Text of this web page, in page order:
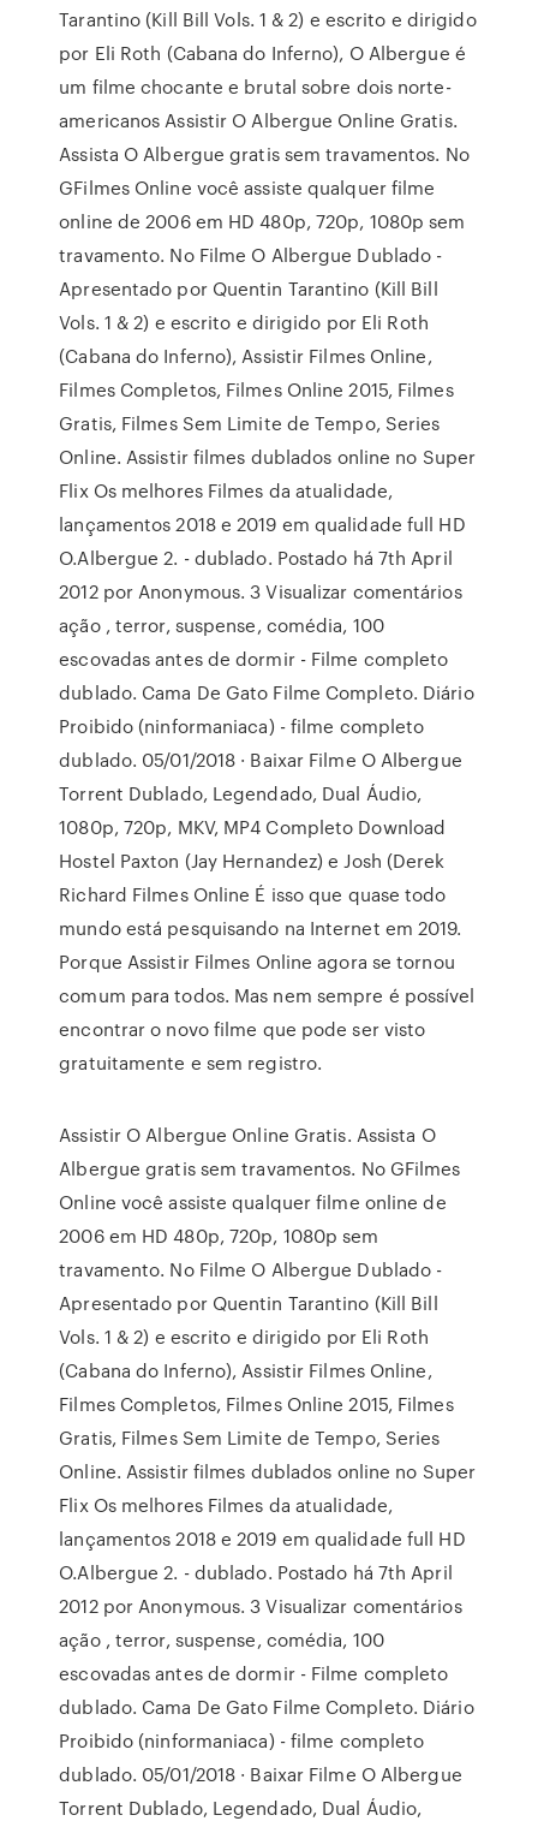
Tarantino (Kill Bill Vols. 1 & 2) e escrito e dirigido
por Eli Roth (Cabana do Inferno), O Albergue é
um filme chocante e brutal sobre dois norte-
americanos Assistir O Albergue Online Gratis.
Assista O Albergue gratis sem travamentos. No
GFilmes Online você assiste qualquer filme
online de 2006 em HD 480p, 720p, 1080p sem
travamento. No Filme O Albergue Dublado -
Apresentado por Quentin Tarantino (Kill Bill
Vols. 1 & 2) e escrito e dirigido por Eli Roth
(Cabana do Inferno), Assistir Filmes Online,
Filmes Completos, Filmes Online 2015, Filmes
Gratis, Filmes Sem Limite de Tempo, Series
Online. Assistir filmes dublados online no Super
Flix Os melhores Filmes da atualidade,
lançamentos 2018 e 2019 em qualidade full HD
O.Albergue 2. - dublado. Postado há 7th April
2012 por Anonymous. 3 Visualizar comentários
ação , terror, suspense, comédia, 100
escovadas antes de dormir - Filme completo
dublado. Cama De Gato Filme Completo. Diário
Proibido (ninformaniaca) - filme completo
dublado. 05/01/2018 · Baixar Filme O Albergue
Torrent Dublado, Legendado, Dual Áudio,
1080p, 720p, MKV, MP4 Completo Download
Hostel Paxton (Jay Hernandez) e Josh (Derek
Richard Filmes Online É isso que quase todo
mundo está pesquisando na Internet em 2019.
Porque Assistir Filmes Online agora se tornou
comum para todos. Mas nem sempre é possível
encontrar o novo filme que pode ser visto
gratuitamente e sem registro.
Assistir O Albergue Online Gratis. Assista O
Albergue gratis sem travamentos. No GFilmes
Online você assiste qualquer filme online de
2006 em HD 480p, 720p, 1080p sem
travamento. No Filme O Albergue Dublado -
Apresentado por Quentin Tarantino (Kill Bill
Vols. 1 & 2) e escrito e dirigido por Eli Roth
(Cabana do Inferno), Assistir Filmes Online,
Filmes Completos, Filmes Online 2015, Filmes
Gratis, Filmes Sem Limite de Tempo, Series
Online. Assistir filmes dublados online no Super
Flix Os melhores Filmes da atualidade,
lançamentos 2018 e 2019 em qualidade full HD
O.Albergue 2. - dublado. Postado há 7th April
2012 por Anonymous. 3 Visualizar comentários
ação , terror, suspense, comédia, 100
escovadas antes de dormir - Filme completo
dublado. Cama De Gato Filme Completo. Diário
Proibido (ninformaniaca) - filme completo
dublado. 05/01/2018 · Baixar Filme O Albergue
Torrent Dublado, Legendado, Dual Áudio,